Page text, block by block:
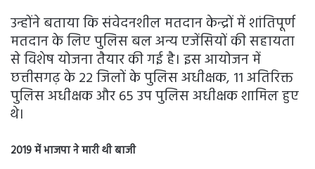
उन्होंने बताया कि संवेदनशील मतदान केन्द्रों में शांतिपूर्ण
मतदान के लिए पुलिस बल अन्य एजेंसियों की सहायता
से विशेष योजना तैयार की गई है। इस आयोजन में
छत्तीसगढ़ के 22 जिलों के पुलिस अधीक्षक, 11 अतिरिक्त
पुलिस अधीक्षक और 65 उप पुलिस अधीक्षक शामिल हुए
थे।
2019 में भाजपा ने मारी थी बाजी